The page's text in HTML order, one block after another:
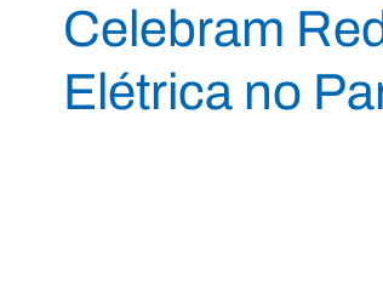
Celebram
Elétrica no